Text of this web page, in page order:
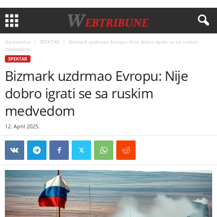
Naslovnica SPEKTAR
Bizmark uzdrmao Evropu: Nije dobro igrati se sa ruskim
medvedom
SPEKTAR
Bizmark uzdrmao Evropu: Nije
dobro igrati se sa ruskim
medvedom
12. April 2025.